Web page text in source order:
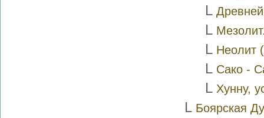
L
L
L Неолит
L Сако -
L Хунну,
L Боярская